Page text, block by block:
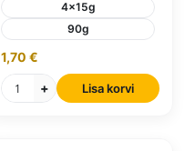
4x15g
90g
1,70 €
+
Lisa korvi